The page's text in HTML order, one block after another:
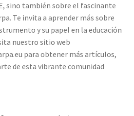
sino también sobre el fascinante
Te invita a aprender más sobre
y su papel en la educación
nuestro sitio web
para obtener más artículos,
de esta vibrante comunidad